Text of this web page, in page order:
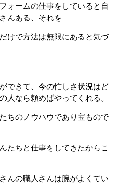
ォームの仕事をしていると自
んある、それを
けで方法は無限にあると気づ
できて、今の忙しさ状況はど
人なら頼めばやってくれる。
ちのノウハウであり宝もので
たちと仕事をしてきたからこ
んの職人さんは腕がよくてい